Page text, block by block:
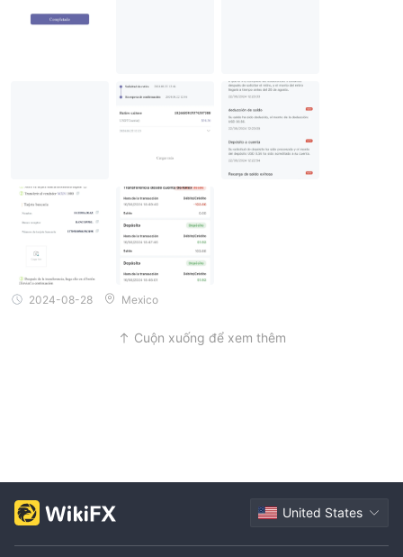
à tôi không thể chụp bất cứ điều gì.
2024-08-28 Mexico
Cuộn xuống để xem thêm
United States